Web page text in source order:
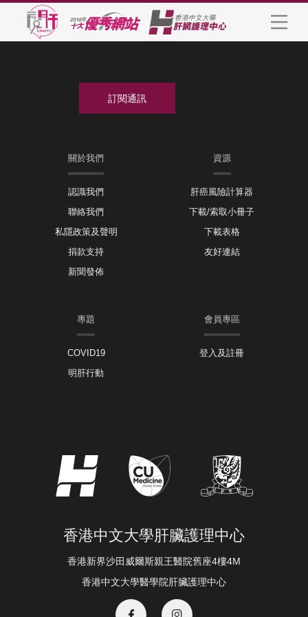
關於我們
認識我們
聯絡我們
私隱政策及聲明
捐款支持
新聞發佈
資源
肝癌風險計算器
下載/索取小冊子
下載表格
友好連結
專題
COVID19
明肝行動
會員專區
登入及註冊
香港中文大學肝臟護理中心
香港新界沙田威爾斯親王醫院舊座4樓4M
香港中文大學醫學院肝臟護理中心